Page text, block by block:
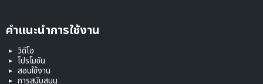
คำแนะนำการใช้งาน
วิดีโอ
โปรโมชัน
สอนใช้งาน
การสนับสนุน